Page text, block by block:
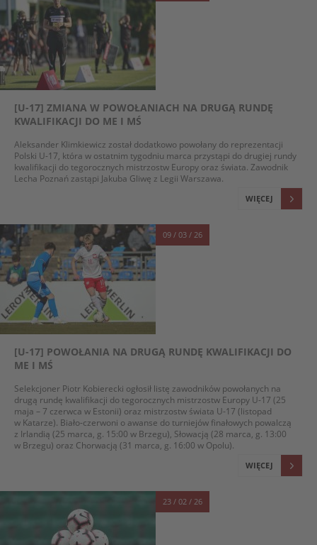
[U-17] ZMIANA W POWOŁANIACH NA DRUGĄ RUNDĘ
KWALIFIKACJI DO ME I MŚ
Aleksander Klimkiewicz został dodatkowo powołany do reprezentacji
Polski U-17, która w ostatnim tygodniu marca przystąpi do drugiej rundy
kwalifikacji do tegorocznych mistrzostw Europy oraz świata. Zawodnik
Lecha Poznań zastąpi Jakuba Gliwę z Legii Warszawa.
WIĘCEJ
09 / 03 / 26
[U-17] POWOŁANIA NA DRUGĄ RUNDĘ KWALIFIKACJI DO
ME I MŚ
Selekcjoner Piotr Kobierecki ogłosił listę zawodników powołanych na
drugą rundę kwalifikacji do tegorocznych mistrzostw Europy U-17 (25
maja – 7 czerwca w Estonii) oraz mistrzostw świata U-17 (listopad
w Katarze). Biało-czerwoni o awanse do turniejów finałowych powalczą
z Irlandią (25 marca, g. 15:00 w Brzegu), Słowacją (28 marca, g. 13:00
w Brzegu) oraz Chorwacją (31 marca, g. 16:00 w Opolu).
WIĘCEJ
23 / 02 / 26